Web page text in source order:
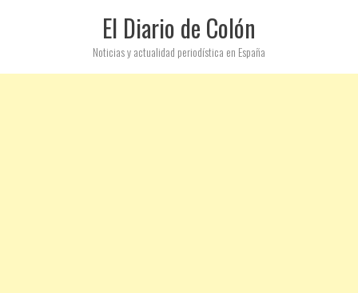
El Diario de Colón
Noticias y actualidad periodística en España